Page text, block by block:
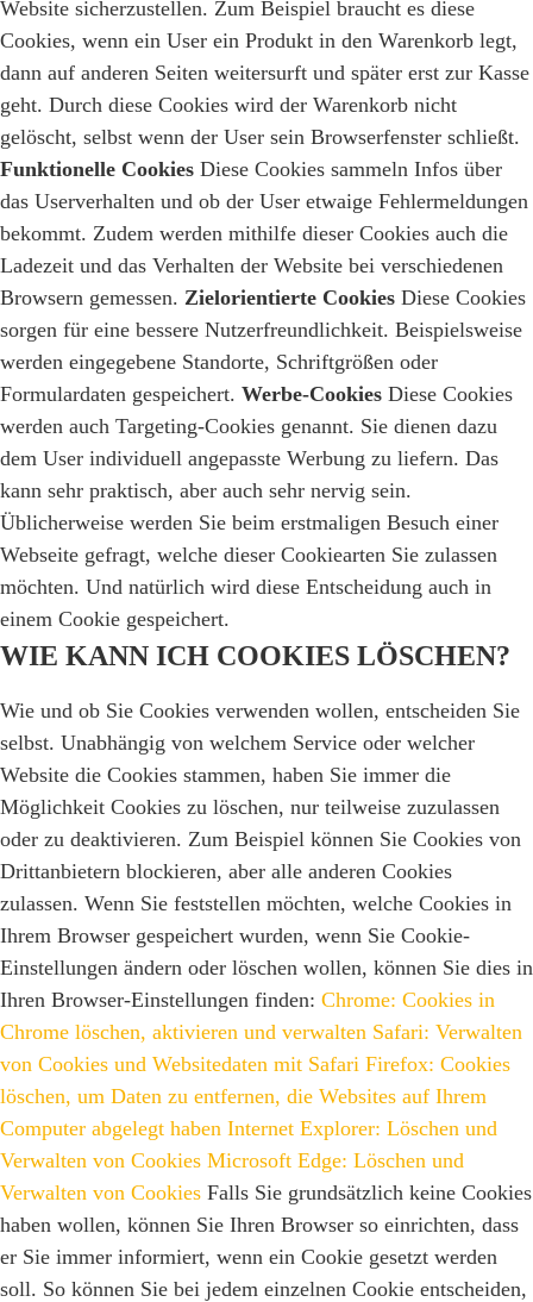
Website sicherzustellen. Zum Beispiel braucht es diese
Cookies, wenn ein User ein Produkt in den Warenkorb legt,
dann auf anderen Seiten weitersurft und später erst zur Kasse
geht. Durch diese Cookies wird der Warenkorb nicht
gelöscht, selbst wenn der User sein Browserfenster schließt.
Funktionelle Cookies Diese Cookies sammeln Infos über
das Userverhalten und ob der User etwaige Fehlermeldungen
bekommt. Zudem werden mithilfe dieser Cookies auch die
Ladezeit und das Verhalten der Website bei verschiedenen
Browsern gemessen. Zielorientierte Cookies Diese Cookies
sorgen für eine bessere Nutzerfreundlichkeit. Beispielsweise
werden eingegebene Standorte, Schriftgrößen oder
Formulardaten gespeichert. Werbe-Cookies Diese Cookies
werden auch Targeting-Cookies genannt. Sie dienen dazu
dem User individuell angepasste Werbung zu liefern. Das
kann sehr praktisch, aber auch sehr nervig sein.
Üblicherweise werden Sie beim erstmaligen Besuch einer
Webseite gefragt, welche dieser Cookiearten Sie zulassen
möchten. Und natürlich wird diese Entscheidung auch in
einem Cookie gespeichert.
WIE KANN ICH COOKIES LÖSCHEN?
Wie und ob Sie Cookies verwenden wollen, entscheiden Sie
selbst. Unabhängig von welchem Service oder welcher
Website die Cookies stammen, haben Sie immer die
Möglichkeit Cookies zu löschen, nur teilweise zuzulassen
oder zu deaktivieren. Zum Beispiel können Sie Cookies von
Drittanbietern blockieren, aber alle anderen Cookies
zulassen. Wenn Sie feststellen möchten, welche Cookies in
Ihrem Browser gespeichert wurden, wenn Sie Cookie-
Einstellungen ändern oder löschen wollen, können Sie dies in
Ihren Browser-Einstellungen finden: Chrome: Cookies in
Chrome löschen, aktivieren und verwalten Safari: Verwalten
von Cookies und Websitedaten mit Safari Firefox: Cookies
löschen, um Daten zu entfernen, die Websites auf Ihrem
Computer abgelegt haben Internet Explorer: Löschen und
Verwalten von Cookies Microsoft Edge: Löschen und
Verwalten von Cookies Falls Sie grundsätzlich keine Cookies
haben wollen, können Sie Ihren Browser so einrichten, dass
er Sie immer informiert, wenn ein Cookie gesetzt werden
soll. So können Sie bei jedem einzelnen Cookie entscheiden,